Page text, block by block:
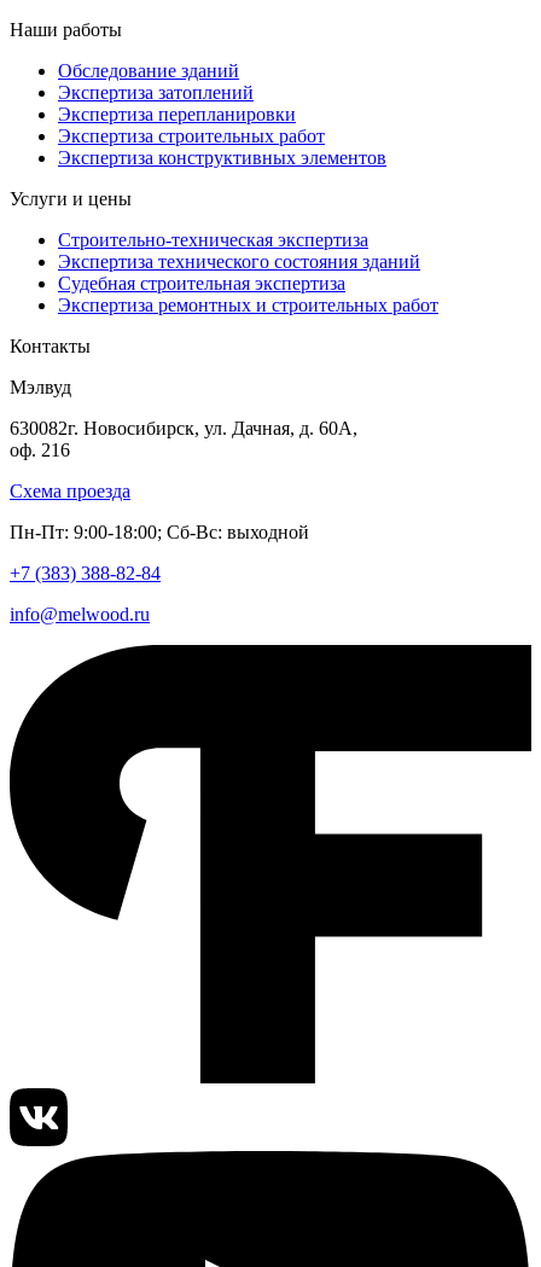
Наши работы
Обследование зданий
Экспертиза затоплений
Экспертиза перепланировки
Экспертиза строительных работ
Экспертиза конструктивных элементов
Услуги и цены
Строительно-техническая экспертиза
Экспертиза технического состояния зданий
Судебная строительная экспертиза
Экспертиза ремонтных и строительных работ
Контакты
Мэлвуд
630082г. Новосибирск, ул. Дачная, д. 60А,
оф. 216
Схема проезда
Пн-Пт: 9:00-18:00; Сб-Вс: выходной
+7 (383) 388-82-84
info@melwood.ru